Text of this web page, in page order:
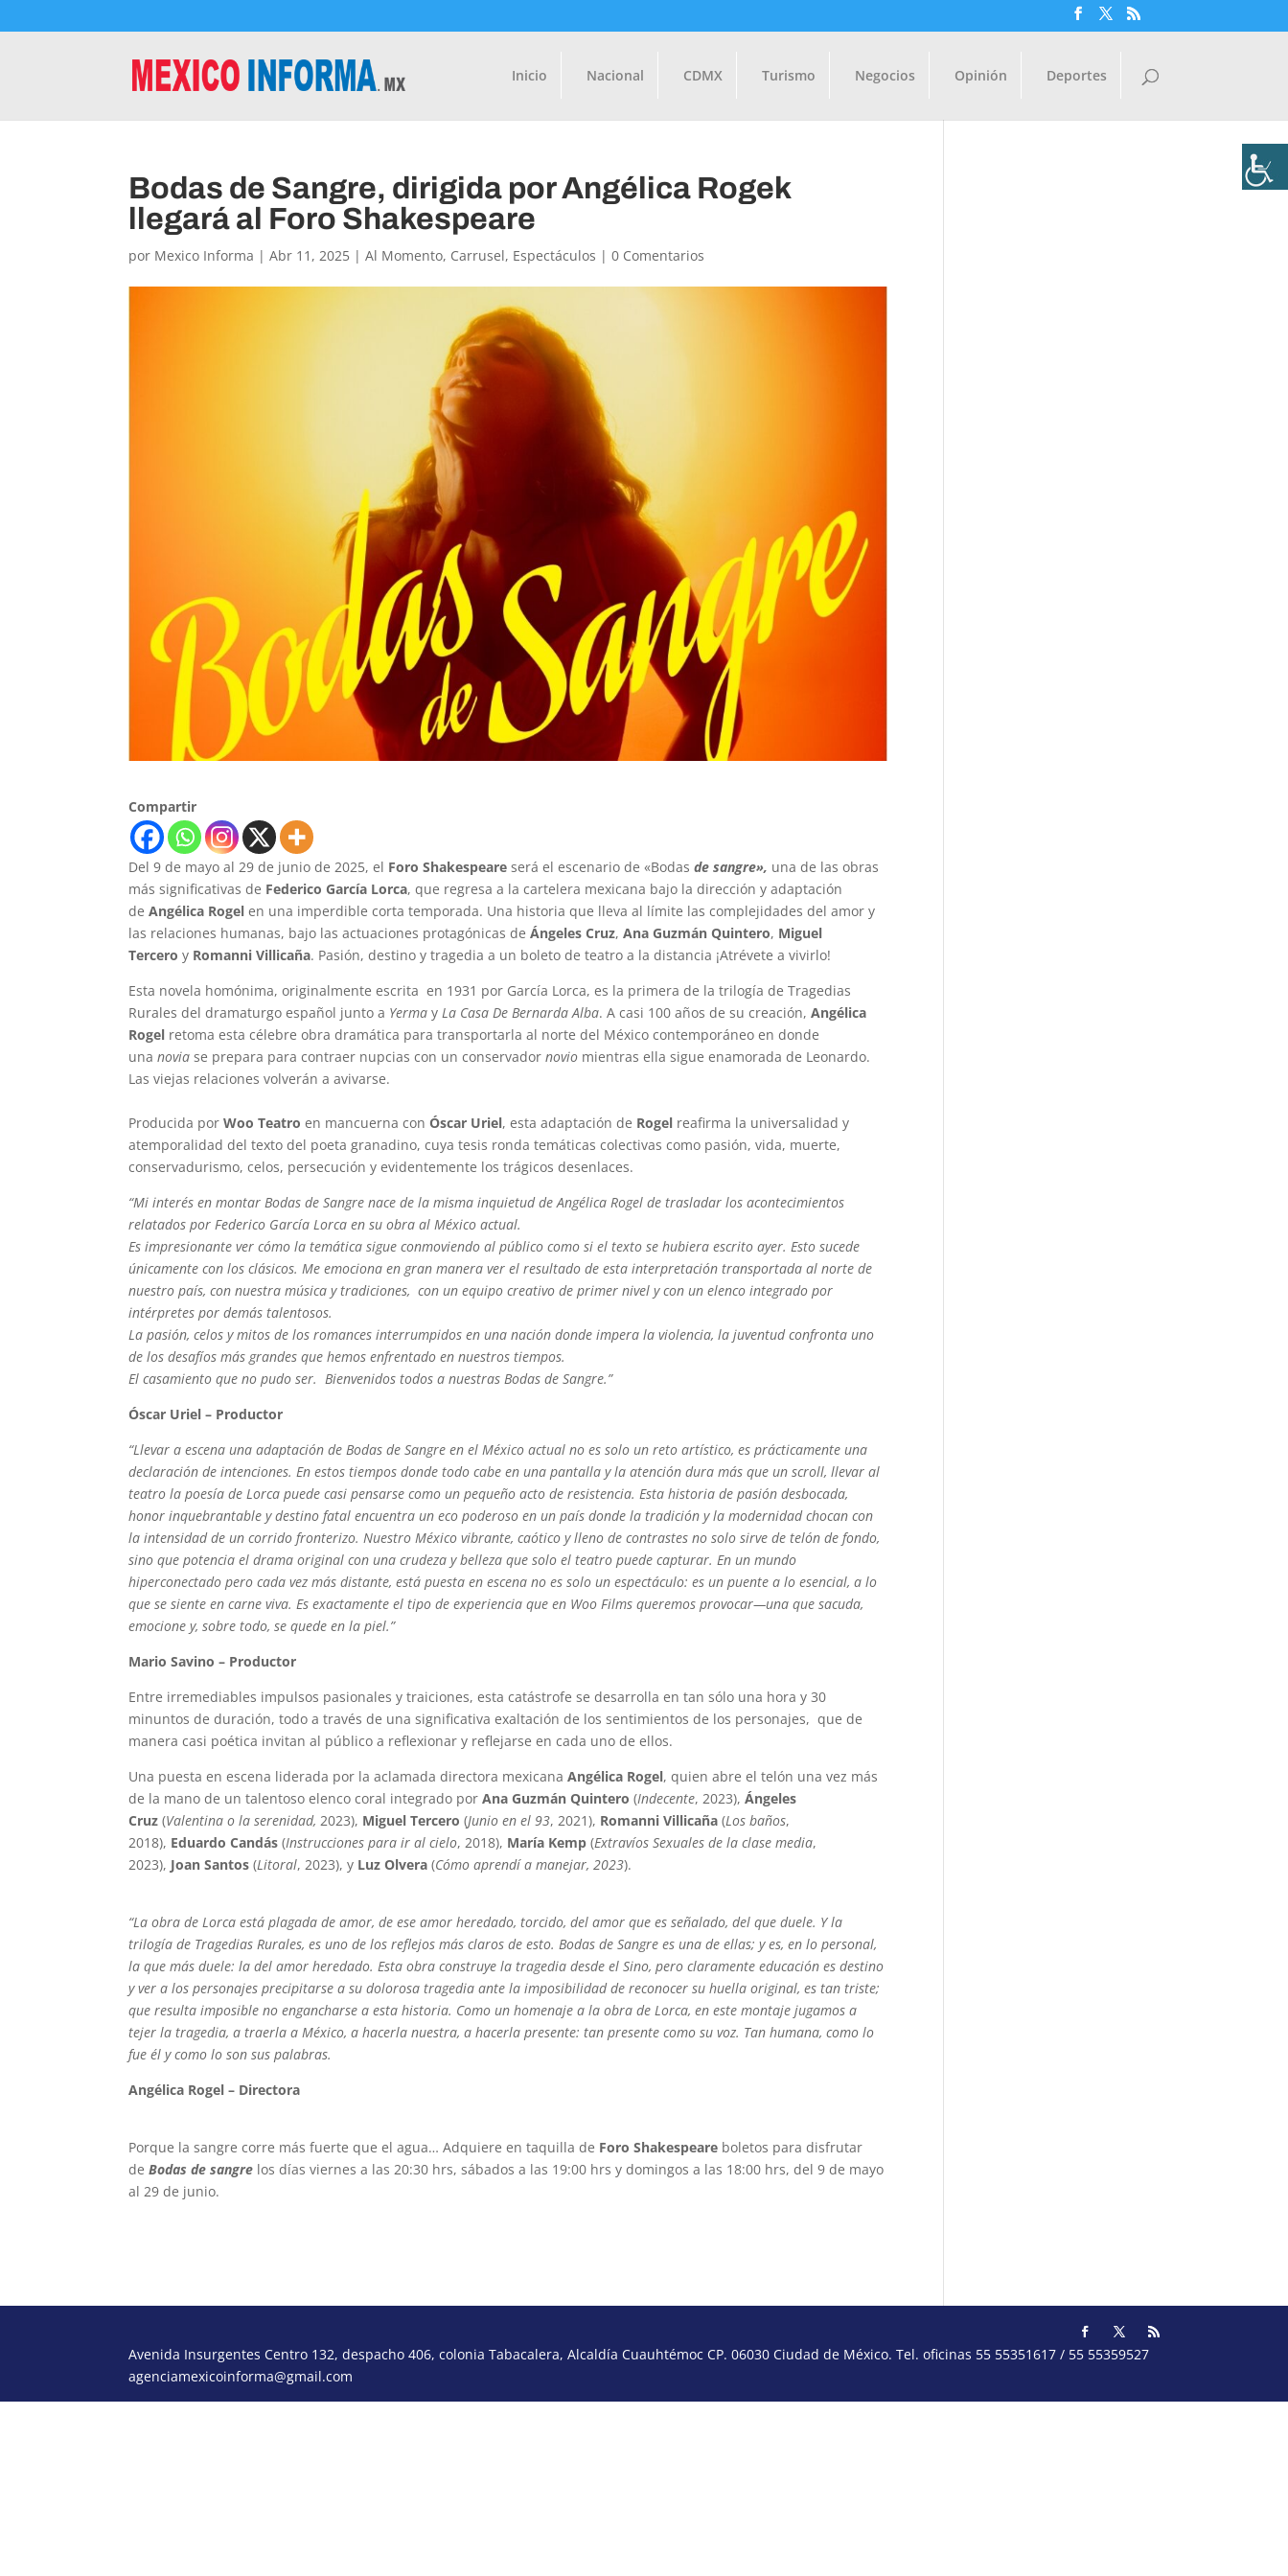
Inicio Nacional CDMX Turismo Negocios Opinión Deportes
Bodas de Sangre, dirigida por Angélica Rogek
llegará al Foro Shakespeare
por Mexico Informa |Abr 11, 2025 |Al Momento, Carrusel, Espectáculos |0 Comentarios
Compartir
Del 9 de mayo al 29 de junio de 2025, el Foro Shakespeare será el escenario de «Bodas de sangre», una de las obras
más significativas de Federico García Lorca, que regresa a la cartelera mexicana bajo la dirección y adaptación
de Angélica Rogelen una imperdible corta temporada. Una historia que lleva al límite las complejidades del amor y
las relaciones humanas, bajo las actuaciones protagónicas deÁngeles Cruz,Ana Guzmán Quintero, Miguel
Tercero y Romanni Villicaña. Pasión, destino y tragedia a un boleto de teatro a la distancia ¡Atrévete a vivirlo!
Esta novela homónima, originalmente escrita en 1931 por García Lorca, es la primera de la trilogía de Tragedias
Rurales del dramaturgo español junto a Yermay La Casa De Bernarda Alba. A casi 100 años de su creación,Angélica
Rogel retoma esta célebre obra dramática para transportarla al norte del México contemporáneo en donde
unanoviase prepara para contraer nupcias con un conservadornovio mientras ella sigue enamorada de Leonardo.
Las viejas relaciones volverán a avivarse.
Producida porWoo Teatro en mancuerna conÓscar Uriel, esta adaptación de Rogel reafirma la universalidad y
atemporalidad del texto del poeta granadino, cuya tesis ronda temáticas colectivas como pasión, vida, muerte,
conservadurismo, celos, persecución y evidentemente los trágicos desenlaces.
“Mi interés en montar Bodas de Sangre nace de la misma inquietud de Angélica Rogel de trasladar los acontecimientos
relatados por Federico García Lorca en su obra al México actual.
Es impresionante ver cómo la temática sigue conmoviendo al público como si el texto se hubiera escrito ayer. Esto sucede
únicamente con los clásicos. Me emociona en gran manera ver el resultado de esta interpretación transportada al norte de
nuestro país, con nuestra música y tradiciones, con un equipo creativo de primer nivel y con un elenco integrado por
intérpretes por demás talentosos.
La pasión, celos y mitos de los romances interrumpidos en una nación donde impera la violencia, la juventud confronta uno
de los desafíos más grandes que hemos enfrentado en nuestros tiempos.
El casamiento que no pudo ser. Bienvenidos todos a nuestras Bodas de Sangre.”
Óscar Uriel – Productor
“Llevar a escena una adaptación de Bodas de Sangre en el México actual no es solo un reto artístico, es prácticamente una
declaración de intenciones. En estos tiempos donde todo cabe en una pantalla y la atención dura más que un scroll, llevar al
teatro la poesía de Lorca puede casi pensarse como un pequeño acto de resistencia. Esta historia de pasión desbocada,
honor inquebrantable y destino fatal encuentra un eco poderoso en un país donde la tradición y la modernidad chocan con
la intensidad de un corrido fronterizo. Nuestro México vibrante, caótico y lleno de contrastes no solo sirve de telón de fondo,
sino que potencia el drama original con una crudeza y belleza que solo el teatro puede capturar. En un mundo
hiperconectado pero cada vez más distante, está puesta en escena no es solo un espectáculo: es un puente a lo esencial, a lo
que se siente en carne viva. Es exactamente el tipo de experiencia que en Woo Films queremos provocar—una que sacuda,
emocione y, sobre todo, se quede en la piel.”
Mario Savino – Productor
Entre irremediables impulsos pasionales y traiciones, esta catástrofe se desarrolla en tan sólo una hora y 30
minuntos de duración, todo a través de una significativa exaltación de los sentimientos de los personajes, que de
manera casi poética invitan al público a reflexionar y reflejarse en cada uno de ellos.
Una puesta en escena liderada por la aclamada directora mexicanaAngélica Rogel, quien abre el telón una vez más
de la mano de un talentoso elenco coral integrado porAna Guzmán Quintero(Indecente, 2023),Ángeles
Cruz (Valentina o la serenidad, 2023), Miguel Tercero(Junio en el 93, 2021), Romanni Villicaña (Los baños,
2018), Eduardo Candás (Instrucciones para ir al cielo, 2018), María Kemp (Extravíos Sexuales de la clase media,
2023), Joan Santos (Litoral, 2023), y Luz Olvera (Cómo aprendí a manejar, 2023).
“La obra de Lorca está plagada de amor, de ese amor heredado, torcido, del amor que es señalado, del que duele. Y la
trilogía de Tragedias Rurales, es uno de los reflejos más claros de esto. Bodas de Sangre es una de ellas; y es, en lo personal,
la que más duele: la del amor heredado. Esta obra construye la tragedia desde el Sino, pero claramente educación es destino
y ver a los personajes precipitarse a su dolorosa tragedia ante la imposibilidad de reconocer su huella original, es tan triste;
que resulta imposible no engancharse a esta historia. Como un homenaje a la obra de Lorca, en este montaje jugamos a
tejer la tragedia, a traerla a México, a hacerla nuestra, a hacerla presente: tan presente como su voz. Tan humana, como lo
fue él y como lo son sus palabras.
Angélica Rogel – Directora
Porque la sangre corre más fuerte que el agua… Adquiere en taquilla de Foro Shakespeare boletos para disfrutar
deBodas de sangre los días viernes a las 20:30 hrs, sábados a las 19:00 hrs y domingos a las 18:00 hrs, del 9 de mayo
al 29 de junio.
Avenida Insurgentes Centro 132, despacho 406, colonia Tabacalera, Alcaldía Cuauhtémoc CP. 06030 Ciudad de México. Tel. oficinas 55 55351617 / 55 55359527
agenciamexicoinforma@gmail.com